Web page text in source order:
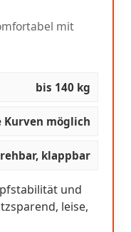
mit
bis 140 kg
Kurven möglich
klappbar
und
leise,